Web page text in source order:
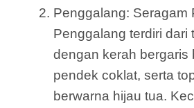
Penggalang: Seragam
Penggalang terdiri dari
dengan kerah bergaris
pendek coklat, serta
berwarna hijau tua.